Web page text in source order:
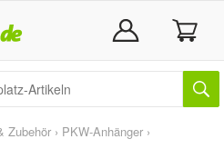
Zubehör › PKW-Anhänger ›